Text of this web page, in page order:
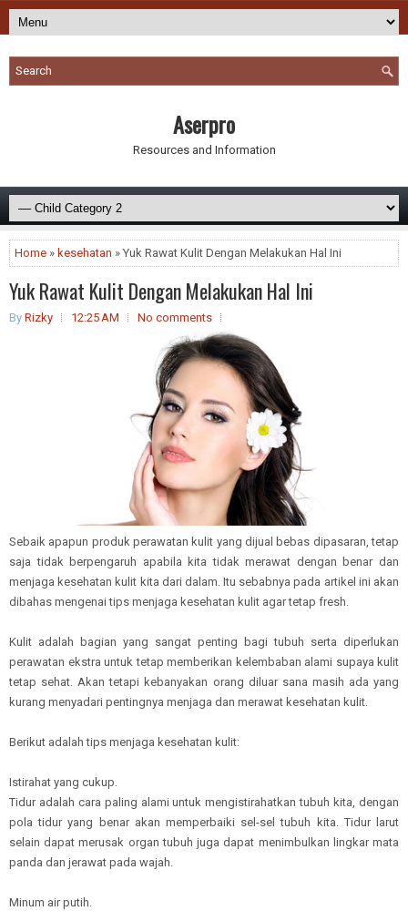
Aserpro
Resources and Information
Home » kesehatan » Yuk Rawat Kulit Dengan Melakukan Hal Ini
Yuk Rawat Kulit Dengan Melakukan Hal Ini
By Rizky 12:25 AM No comments
Sebaik apapun produk perawatan kulit yang dijual bebas dipasaran, tetap
saja tidak berpengaruh apabila kita tidak merawat dengan benar dan
menjaga kesehatan kulit kita dari dalam. Itu sebabnya pada artikel ini akan
dibahas mengenai tips menjaga kesehatan kulit agar tetap fresh.
Kulit adalah bagian yang sangat penting bagi tubuh serta diperlukan
perawatan ekstra untuk tetap memberikan kelembaban alami supaya kulit
tetap sehat. Akan tetapi kebanyakan orang diluar sana masih ada yang
kurang menyadari pentingnya menjaga dan merawat kesehatan kulit.
Berikut adalah tips menjaga kesehatan kulit:
Istirahat yang cukup.
Tidur adalah cara paling alami untuk mengistirahatkan tubuh kita, dengan
pola tidur yang benar akan memperbaiki sel-sel tubuh kita. Tidur larut
selain dapat merusak organ tubuh juga dapat menimbulkan lingkar mata
panda dan jerawat pada wajah.
Minum air putih.